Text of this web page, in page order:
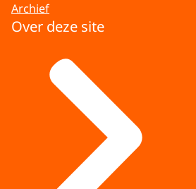
Start kabinet
onder meer het
vastgesteld en verklaren de
het nieuwe kabinet dat zij
aan het coalitieakkoord.
leden van het nieuwe
beëdigd door de Koning.
Archief
Over deze site